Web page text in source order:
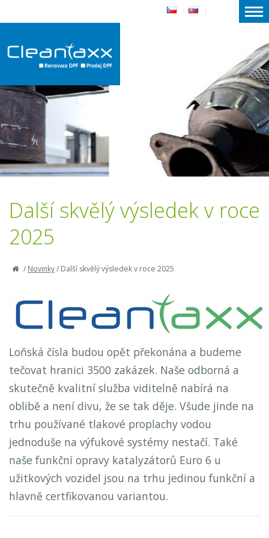
Další skvělý výsledek v roce
2025
/Novinky/Další skvělý výsledek v roce 2025
Loňská čísla budou opět překonána a budeme
tečovat hranici 3500 zakázek. Naše odborná a
skutečně kvalitní služba viditelně nabírá na
oblibě a není divu, že se tak děje. Všude jinde na
trhu používané tlakové proplachy vodou
jednoduše na výfukové systémy nestačí. Také
naše funkční opravy katalyzátorů Euro 6 u
užitkových vozidel jsou na trhu jedinou funkční a
hlavně certfikovanou variantou.